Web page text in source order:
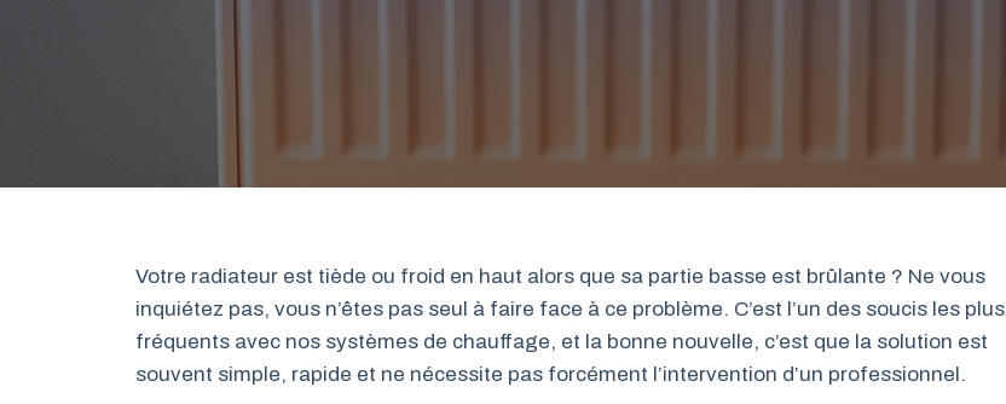
Votre radiateur est tiède ou froid en haut alors que sa partie basse est brûlante ? Ne vous
inquiétez pas, vous n’êtes pas seul à faire face à ce problème. C’est l’un des soucis les plus
fréquents avec nos systèmes de chauffage, et la bonne nouvelle, c’est que la solution est
souvent simple, rapide et ne nécessite pas forcément l’intervention d’un professionnel.